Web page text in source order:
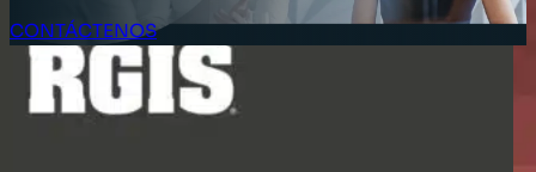
CONTÁCTENOS
Acceso Clientes